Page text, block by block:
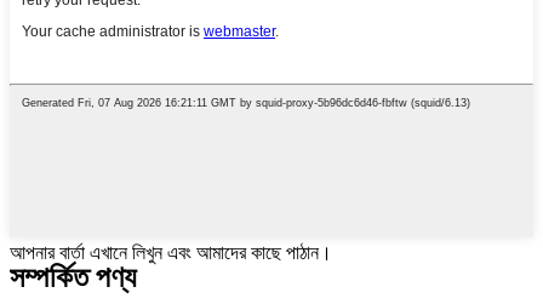
আপনার বার্তা এখানে লিখুন এবং আমাদের কাছে পাঠান।
সম্পর্কিত পণ্য